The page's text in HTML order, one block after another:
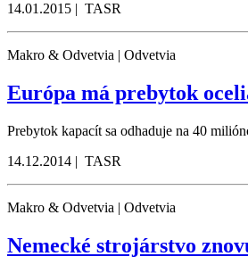
14.01.2015 | TASR
Makro & Odvetvia | Odvetvia
Európa má prebytok
Prebytok kapacít sa odhaduje na 40
14.12.2014 | TASR
Makro & Odvetvia | Odvetvia
Nemecké strojárstvo